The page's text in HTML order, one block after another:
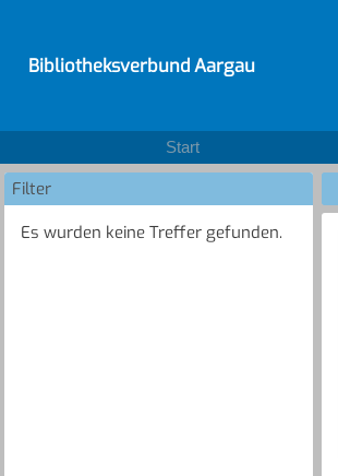
Bibliotheksverbund Aargau
Start
Filter
Es wurden keine Treffer gefunden.